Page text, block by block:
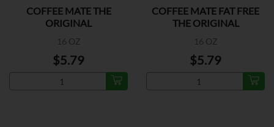
COFFEE MATE THE
ORIGINAL
16 OZ
$5.79
COFFEE MATE FAT FREE
THE ORIGINAL
16 OZ
$5.79